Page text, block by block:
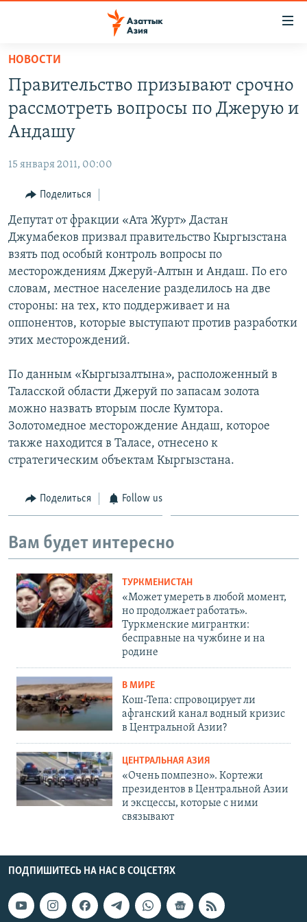
Вернуться
основному
содержанию
Вернутся
главной
навигации
Вернутся
поиску
КАЗАХСТАН
ТАДЖИКИСТАН
НОВОСТИ
ВОЙНА В УКРАИНЕ
ҚАЗАҚША
КЫРГЫЗЧА
ЎЗБЕКЧА
ТОҶИКӢ
TÜRKMENÇE
Все сайты РСЕ/РС
НОВОСТИ
Правительство призывают срочно
рассмотреть вопросы по Джерую и
Андашу
15 января 2011, 00:00
Поделиться
Депутат от фракции «Ата Журт» Дастан
Джумабеков призвал правительство Кыргызстана
взять под особый контроль вопросы по
месторождениям Джеруй-Алтын и Андаш. По его
словам, местное население разделилось на две
стороны: на тех, кто поддерживает и на
оппонентов, которые выступают против разработки
этих месторождений.
По данным «Кыргызалтына», расположенный в
Таласской области Джеруй по запасам золота
можно назвать вторым после Кумтора.
Золотомедное месторождение Андаш, которое
также находится в Таласе, отнесено к
стратегическим объектам Кыргызстана.
Поделиться Follow us
Вам будет интересно
ТУРКМЕНИСТАН
«Может умереть в любой момент,
но продолжает работать».
Туркменские мигрантки:
бесправные на чужбине и на
родине
В МИРЕ
Кош-Тепа: спровоцирует ли
афганский канал водный кризис
в Центральной Азии?
ЦЕНТРАЛЬНАЯ АЗИЯ
«Очень помпезно». Кортежи
президентов в Центральной Азии
и эксцессы, которые с ними
связывают
ПОДПИШИТЕСЬ НА НАС В СОЦСЕТЯХ